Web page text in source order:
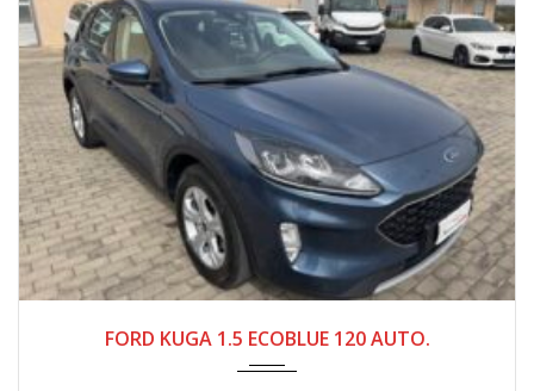
FORD KUGA 1.5 ECOBLUE 120 AUTO.